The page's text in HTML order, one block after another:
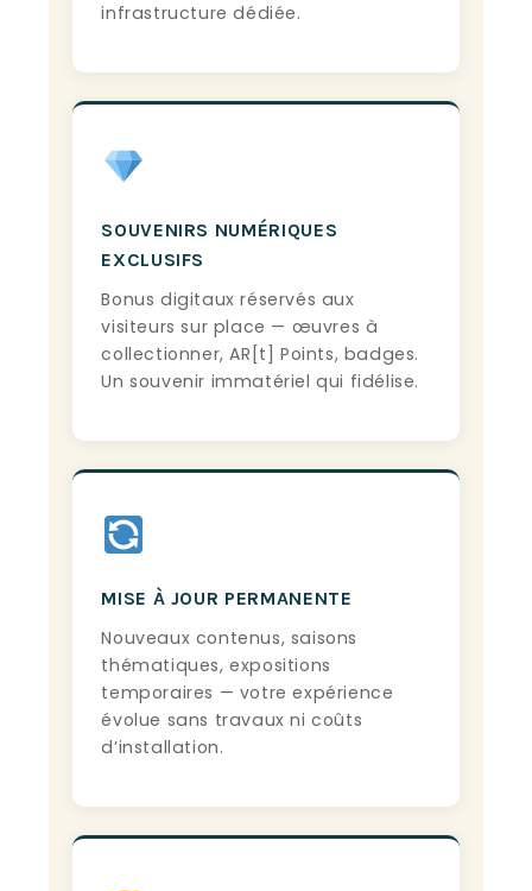
infrastructure dédiée.
SOUVENIRS NUMÉRIQUES
EXCLUSIFS
Bonus digitaux réservés aux
visiteurs sur place — œuvres à
collectionner, AR[t] Points, badges.
Un souvenir immatériel qui fidélise.
MISE À JOUR PERMANENTE
Nouveaux contenus, saisons
thématiques, expositions
temporaires — votre expérience
évolue sans travaux ni coûts
d’installation.